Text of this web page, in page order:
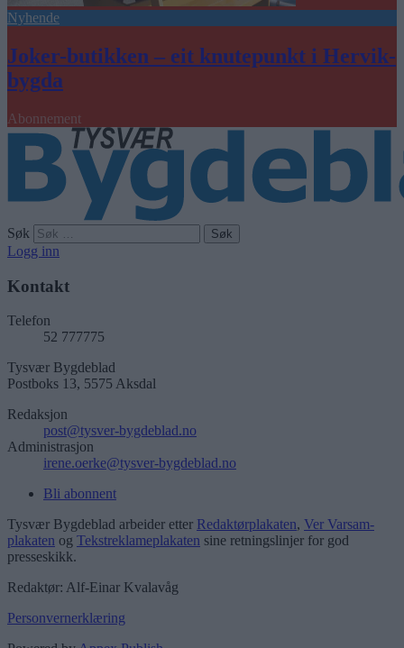
Nyhende
Joker-butikken – eit knutepunkt i Hervik-
bygda
Abonnement
Søk
Logg inn
Kontakt
Telefon
52 777775
Tysvær Bygdeblad
Postboks 13, 5575 Aksdal
Redaksjon
post@tysver-bygdeblad.no
Administrasjon
irene.oerke@tysver-bygdeblad.no
Bli abonnent
Tysvær Bygdeblad arbeider etter Redaktørplakaten, Ver Varsam-
plakaten og Tekstreklameplakaten sine retningslinjer for god
presseskikk.
Redaktør: Alf-Einar Kvalavåg
Personvernerklæring